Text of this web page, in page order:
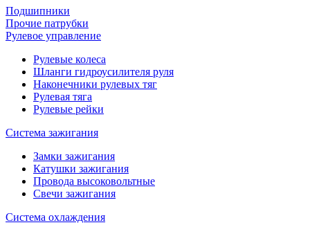
Подшипники
Прочие патрубки
Рулевое управление
Рулевые колеса
Шланги гидроусилителя руля
Наконечники рулевых тяг
Рулевая тяга
Рулевые рейки
Система зажигания
Замки зажигания
Катушки зажигания
Провода высоковольтные
Свечи зажигания
Система охлаждения